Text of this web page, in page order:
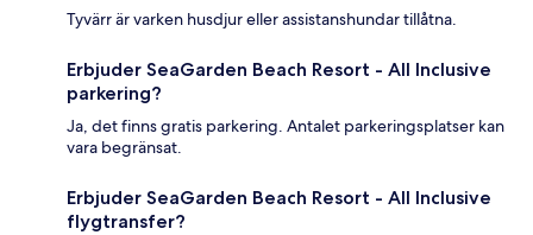
Tyvärr är varken husdjur eller assistanshundar tillåtna.
Erbjuder SeaGarden Beach Resort - All Inclusive
parkering?
Ja, det finns gratis parkering. Antalet parkeringsplatser kan
vara begränsat.
Erbjuder SeaGarden Beach Resort - All Inclusive
flygtransfer?